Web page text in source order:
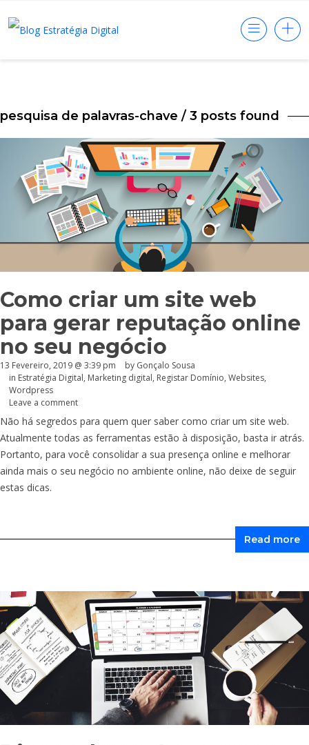
pesquisa de palavras-chave / 3 posts found
Como criar um site web
para gerar reputação online
no seu negócio
13 Fevereiro, 2019 @ 3:39 pm by Gonçalo Sousa
in Estratégia Digital, Marketing digital, Registar Domínio, Websites,
Wordpress
Leave a comment
Não há segredos para quem quer saber como criar um site web.
Atualmente todas as ferramentas estão à disposição, basta ir atrás.
Portanto, para você consolidar a sua presença online e melhorar
ainda mais o seu negócio no ambiente online, não deixe de seguir
estas dicas.
Read more